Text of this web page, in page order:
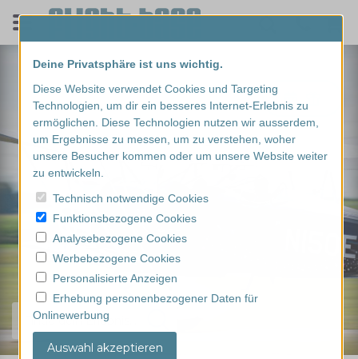
Finde dein Erlebnis...
Deine Privatsphäre ist uns wichtig.
Diese Website verwendet Cookies und Targeting
Technologien, um dir ein besseres Internet-Erlebnis zu
ermöglichen. Diese Technologien nutzen wir ausserdem,
um Ergebnisse zu messen, um zu verstehen, woher
unsere Besucher kommen oder um unsere Website weiter
zu entwickeln.
Technisch notwendige Cookies
Funktionsbezogene Cookies
Analysebezogene Cookies
Werbebezogene Cookies
Personalisierte Anzeigen
Erhebung personenbezogener Daten für
Onlinewerbung